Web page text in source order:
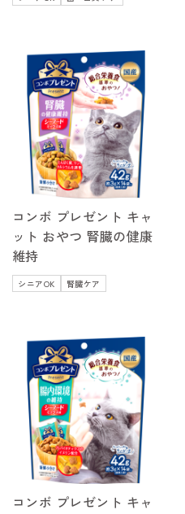
コンボ プレゼント キャ
ット おやつ 腎臓の健康
維持
シニアOK 腎臓ケア
コンボ プレゼント キャ